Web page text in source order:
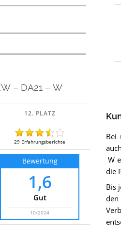
– DA21 – W
29 Erfahrungsberichte
Bewertung
1,6
Gut
10/2024
Bei
W
die
Bis
den